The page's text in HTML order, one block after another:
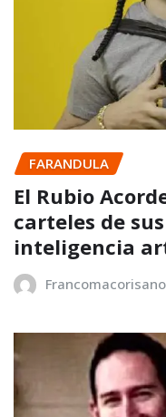
FARANDULA
El Rubio
carteles de
inteligencia